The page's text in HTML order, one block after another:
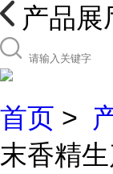
产品展
首页 >
末香精